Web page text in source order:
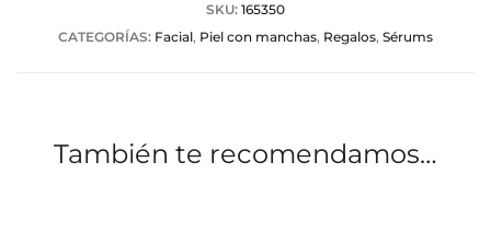
SKU: 165350
CATEGORÍAS: Facial, Piel con manchas, Regalos, Sérums
También te recomendamos…